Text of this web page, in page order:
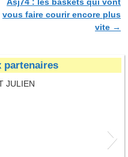
vous faire courir encore plus
vite →
partenaires